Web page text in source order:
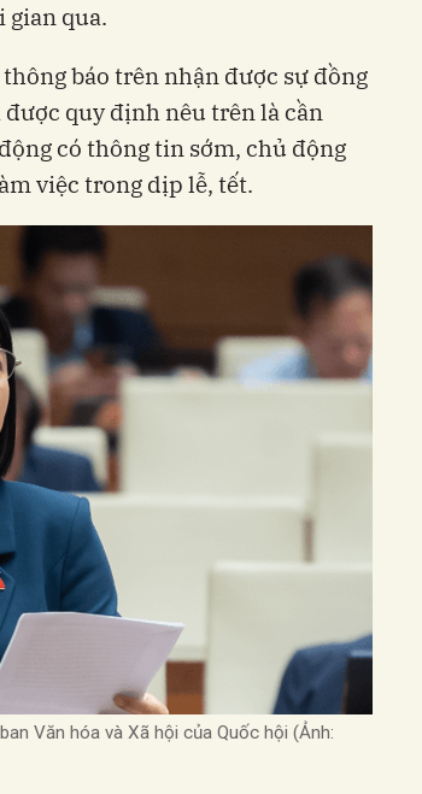
qua.
báo trên nhận được sự đồng
quy định nêu trên là cần
có thông tin sớm, chủ động
việc trong dịp lễ, tết.
Văn hóa và Xã hội của Quốc hội (Ảnh: